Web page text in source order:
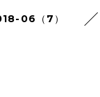
06（7）